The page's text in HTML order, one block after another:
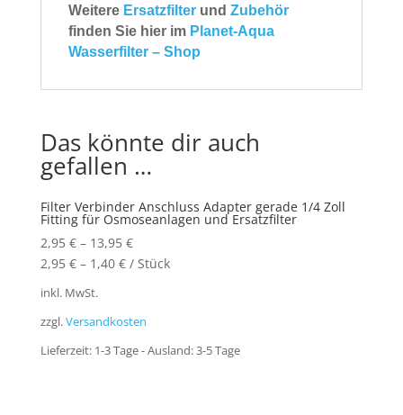
Weitere Ersatzfilterund Zubehör
finden Sie hier im Planet-Aqua
Wasserfilter – Shop
Das könnte dir auch
gefallen …
Filter Verbinder Anschluss Adapter gerade 1/4 Zoll
Fitting für Osmoseanlagen und Ersatzfilter
2,95 €– 13,95 €
2,95 €– 1,40 €/ Stück
inkl. MwSt.
zzgl.Versandkosten
Lieferzeit: 1-3 Tage - Ausland: 3-5 Tage